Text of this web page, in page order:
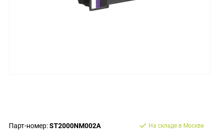
Парт-номер:ST2000NM002A На складе в Москве